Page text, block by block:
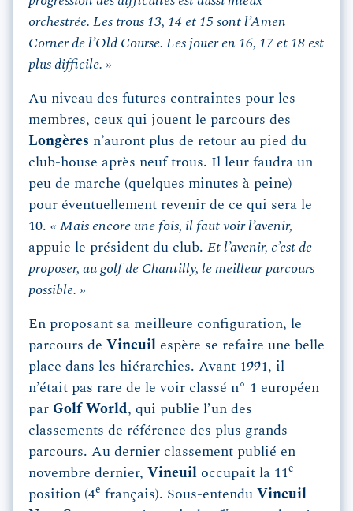
orchestrée. Les trous 13, 14 et 15 sont l’Amen
Corner de l’Old Course. Les jouer en 16, 17 et 18 est
plus difficile. »
Au niveau des futures contraintes pour les
membres, ceux qui jouent le parcours des
Longères n’auront plus de retour au pied du
club-house après neuf trous. Il leur faudra un
peu de marche (quelques minutes à peine)
pour éventuellement revenir de ce qui sera le
10. « Mais encore une fois, il faut voir l’avenir,
appuie le président du club. Et l’avenir, c’est de
proposer, au golf de Chantilly, le meilleur parcours
possible. »
En proposant sa meilleure configuration, le
parcours de Vineuil espère se refaire une belle
place dans les hiérarchies. Avant 1991, il
n’était pas rare de le voir classé n° 1 européen
par Golf World, qui publie l’un des
classements de référence des plus grands
parcours. Au dernier classement publié en
novembre dernier, Vineuil occupait la 11e
position (4e français). Sous-entendu Vineuil